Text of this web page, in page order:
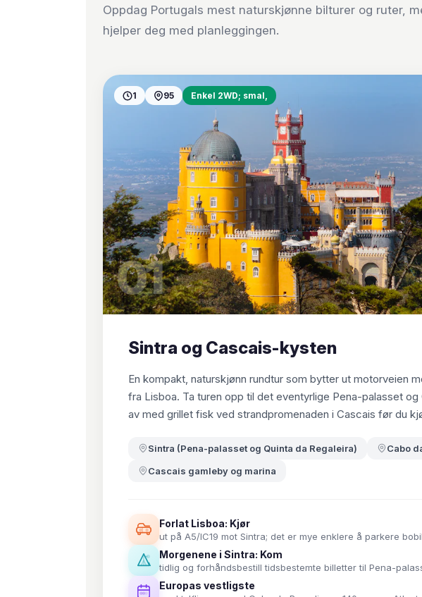
Oppdag Portugals mest naturskjønne bilturer og ruter,
hjelper deg med planleggingen.
1 95 Enkel 2WD; smal,
01
Sintra og Cascais-kysten
En kompakt, naturskjønn rundtur som bytter ut motorveien
fra Lisboa. Ta turen opp til det eventyrlige Pena-palasset
av med grillet fisk ved strandpromenaden i Cascais før du
Sintra (Pena-palasset og Quinta da Regaleira) Cabo
Cascais gamleby og marina
Forlat Lisboa: Kjør
ut på A5/IC19 mot Sintra; det er mye enklere å parkere
Morgenene i Sintra: Kom
tidlig og forhåndsbestill tidsbestemte billetter til Pena-
Europas vestligste